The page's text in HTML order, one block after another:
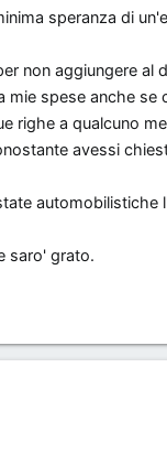
speranza di
non aggiungere al
mie spese anche
righe a qualcuno
avessi
automobilistiche
saro' grato.